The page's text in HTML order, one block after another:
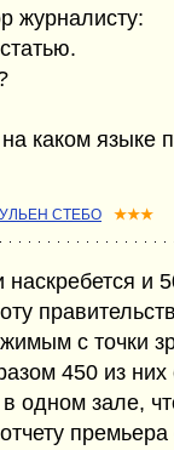
журналисту:
каком языке
СТЕБО ★★★
и
с точки
450 из них
одном зале,
премьера